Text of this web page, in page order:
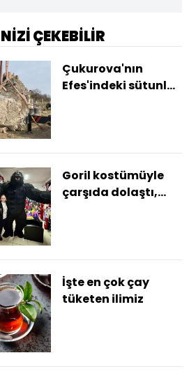
ÇEKEBİLİR
Çukurova'nın
Efes'indeki sütunlu
Goril kostümüyle
çarşıda dolaştı,
İşte en çok çay
tüketen ilimiz